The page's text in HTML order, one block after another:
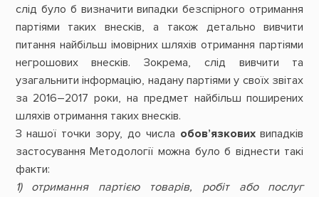
слід було б визначити випадки безспірного отримання
партіями таких внесків, а також детально вивчити
питання найбільш імовірних шляхів отримання партіями
негрошових внесків. Зокрема, слід вивчити та
узагальнити інформацію, надану партіями у своїх звітах
за 2016–2017 роки, на предмет найбільш поширених
шляхів отримання таких внесків.
З нашої точки зору, до числа обов’язковихвипадків
застосування Методології можна було б віднести такі
факти:
1) отримання партією товарів, робіт або послуг